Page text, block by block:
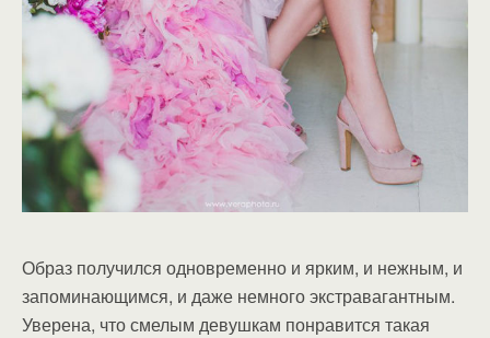
Образ получился одновременно и ярким, и нежным, и
запоминающимся, и даже немного экстравагантным.
Уверена, что смелым девушкам понравится такая